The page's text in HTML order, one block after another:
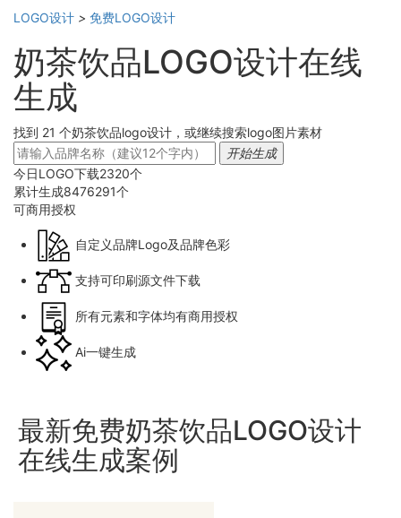
LOGO设计 > 免费LOGO设计
奶茶饮品LOGO设计在线
生成
找到 21 个奶茶饮品logo设计，或继续搜索logo图片素材
开始生成
今日LOGO下载2320个
累计生成8476291个
可商用授权
自定义品牌Logo及品牌色彩
支持可印刷源文件下载
所有元素和字体均有商用授权
Ai一键生成
最新免费奶茶饮品LOGO设计
在线生成案例